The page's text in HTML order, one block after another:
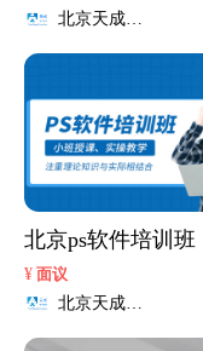
北京天成设
北京ps软件培训班
¥ 面议
北京天成设